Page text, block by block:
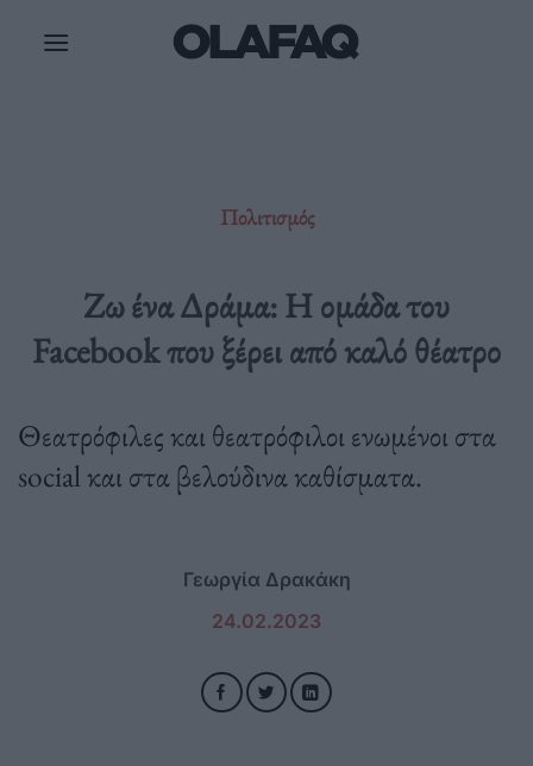
Πολιτισμός
Ζω ένα Δράμα: Η ομάδα του
Facebook που ξέρει από καλό θέατρο
Θεατρόφιλες και θεατρόφιλοι ενωμένοι στα
social και στα βελούδινα καθίσματα.
Γεωργία Δρακάκη
24.02.2023